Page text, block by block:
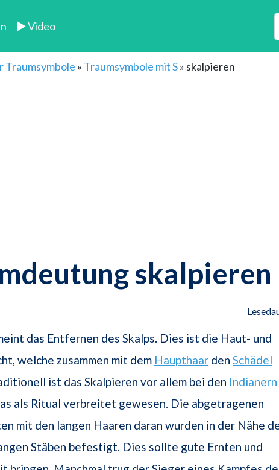
► Video
Traumsymbole » Traumsymbole mit S» skalpieren
skalpieren
das Entfernen des Skalps. Dies ist die Haut- und
welche zusammen mit dem Haupthaar den Schädel
ist das Skalpieren vor allem bei den Indianern
als Ritual verbreitet gewesen. Die abgetragenen
mit den langen Haaren daran wurden in der Nähe
Stäben befestigt. Dies sollte gute Ernten und